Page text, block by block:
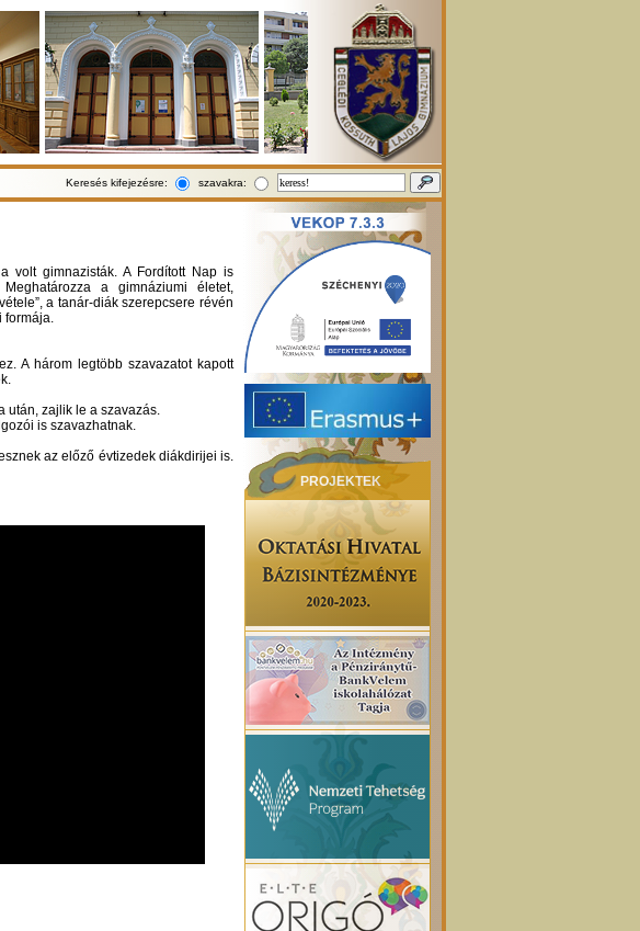
Keresés kifejezésre: szavakra:
volt gimnazisták. A Fordított Nap is
a gimnáziumi életet,
a tanár-diák szerepcsere révén
formája.
A három legtöbb szavazatot kapott
után, zajlik le a szavazás.
is szavazhatnak.
az előző évtizedek diákdirijei is.
PROJEKTEK